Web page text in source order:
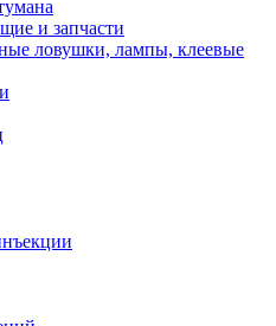
и запчасти
ловушки, лампы, клеевые